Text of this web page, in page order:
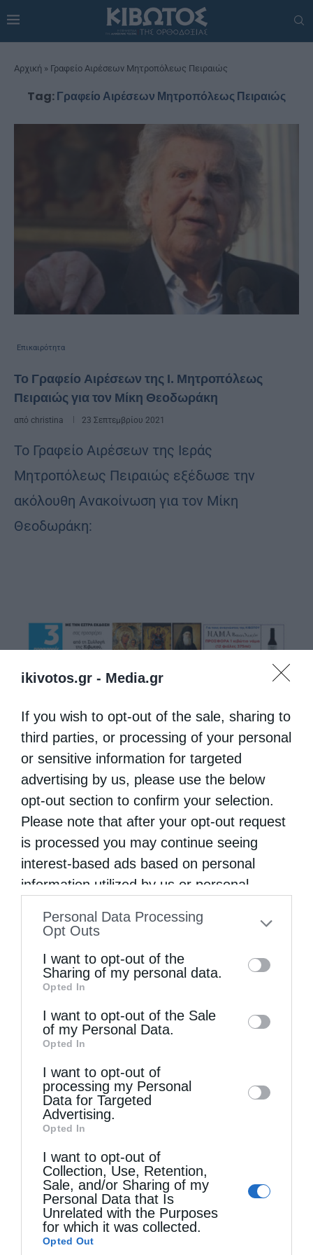
ikivotos.gr - Media.gr
If you wish to opt-out of the sale, sharing to
third parties, or processing of your personal
or sensitive information for targeted
advertising by us, please use the below
opt-out section to confirm your selection.
Please note that after your opt-out request
is processed you may continue seeing
interest-based ads based on personal
information utilized by us or personal
to your opt-out. You may separately opt-out
information by third parties on the IAB’s list
of downstream participants. This
information may also be disclosed by us to
third parties on theIAB’s List of
Downstream Participants
disclose it to other third parties.
Personal Data Processing
Opt Outs
I want to opt-out of the
Sharing of my personal data.
Opted In
I want to opt-out of the Sale
of my Personal Data.
Opted In
I want to opt-out of
processing my Personal
Data for Targeted
Advertising.
Opted In
I want to opt-out of
Collection, Use, Retention,
Sale, and/or Sharing of my
Personal Data that Is
Unrelated with the Purposes
for which it was collected.
Opted Out
Αρχική » Γραφείο Αιρέσεων Μητροπόλεως Πειραιώς
Tag:Γραφείο Αιρέσεων Μητροπόλεως Πειραιώς
Επικαιρότητα
Το Γραφείο Αιρέσεων της Ι. Μητροπόλεως
Πειραιώς για τον Μίκη Θεοδωράκη
από christina 23 Σεπτεμβρίου 2021
Το Γραφείο Αιρέσεων της Ιεράς
Μητροπόλεως Πειραιώς εξέδωσε την
ακόλουθη Ανακοίνωση για τον Μίκη
Θεοδωράκη:
Τελευταία άρθρα
Η LEROY MERLIN στηρίζει τον Ελληνικό Ερυθρό
Σταυρό με δωρεά επιχειρησιακού εξοπλισμού για
την αντιμετώπιση των καταστροφικών
πυρκαγιών
Η “Κιβωτός της Ορθοδοξίας” σε όλα τα περίπτερα
Δημητριάδος Ιγνάτιος: «Η Παναγία μας δείχνει
τον δρόμο της ταπείνωσης και της σιωπής»